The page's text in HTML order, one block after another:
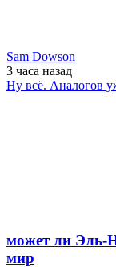
Sam Dowson
3 часа назад
Ну всё. Аналогов
может ли Эль-
мир